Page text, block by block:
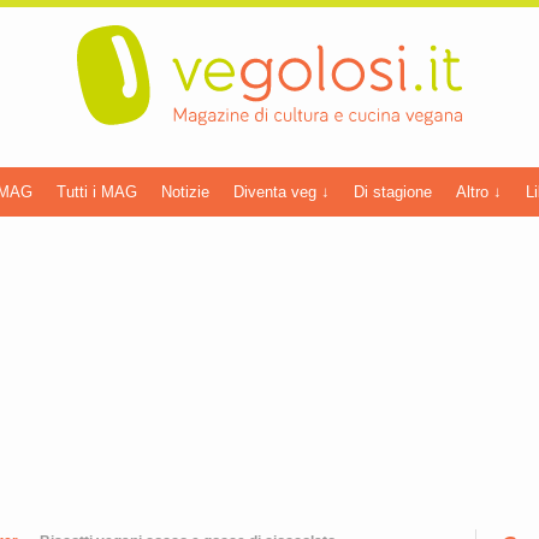
Tutti i MAG Notizie Diventa veg ↓ Di stagione Altro ↓